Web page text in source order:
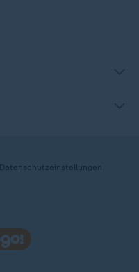
Datenschutzeinstellungen